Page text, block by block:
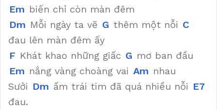
Em biến chỉ còn màn đêm
Dm Mỗi ngày ta vẽ G thêm một nỗi C
đau lên màn đêm ấy
F Khát khao những giấc G mơ ban đầu
Em nắng vàng choàng vai Am nhau
Sưởi Dm ấm trái tim đã quá nhiều nỗi E7
đau.